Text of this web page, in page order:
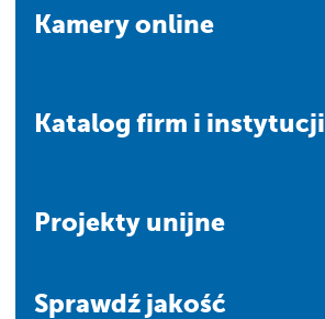
Kamery online
Katalog firm i instytucji
Projekty unijne
Sprawdź jakość